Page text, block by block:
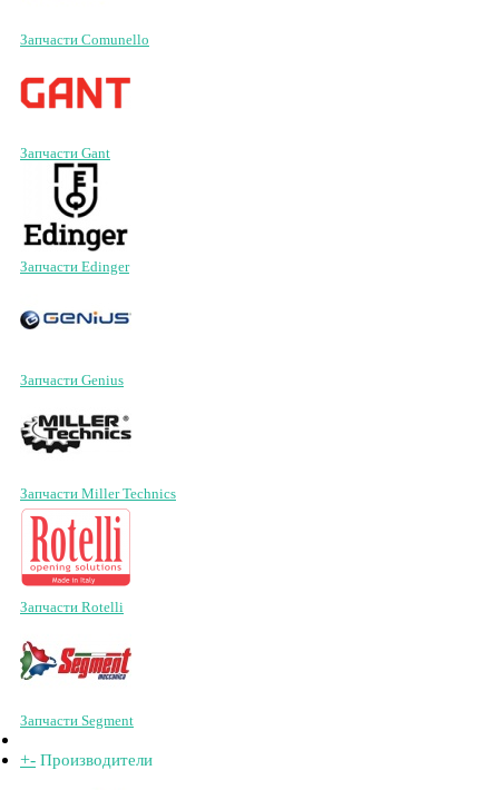
Запчасти Comunello
Запчасти Gant
Запчасти Edinger
Запчасти Genius
Запчасти Miller Technics
Запчасти Rotelli
Запчасти Segment
+- Производители